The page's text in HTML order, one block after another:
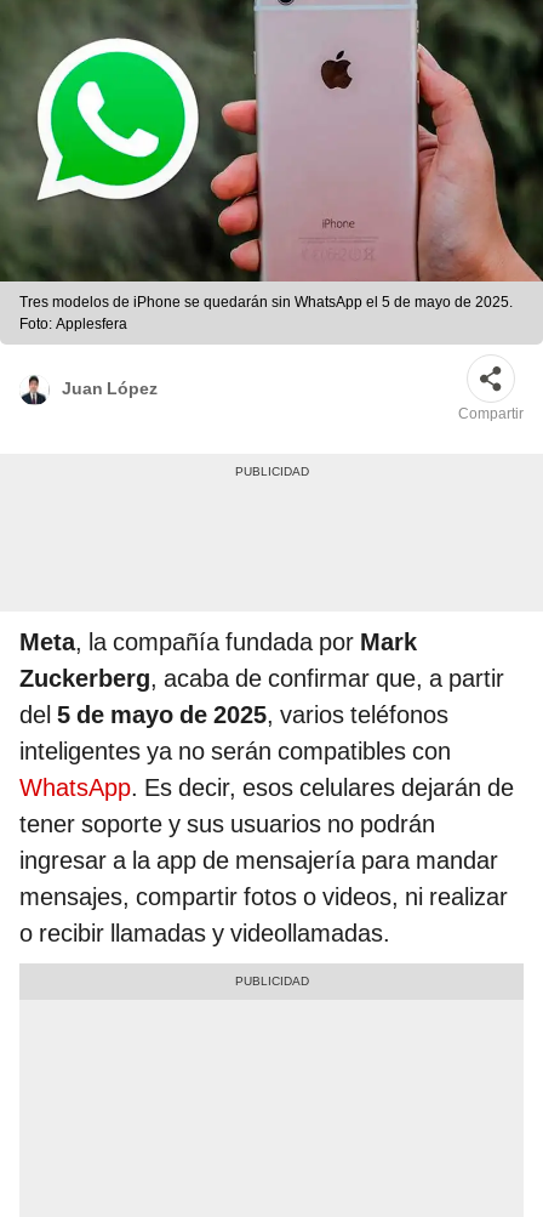
Tres modelos de iPhone se quedarán sin WhatsApp el 5 de mayo de 2025.
Foto: Applesfera
Juan López
Compartir
Meta, la compañía fundada por Mark
Zuckerberg, acaba de confirmar que, a partir
del 5 de mayo de 2025, varios teléfonos
inteligentes ya no serán compatibles con
WhatsApp. Es decir, esos celulares dejarán de
tener soporte y sus usuarios no podrán
ingresar a la app de mensajería para mandar
mensajes, compartir fotos o videos, ni realizar
o recibir llamadas y videollamadas.